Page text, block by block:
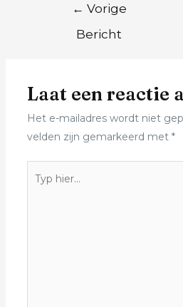
← Vorige
Bericht
Laat een reactie
Het e-mailadres wordt niet
velden zijn gemarkeerd met *